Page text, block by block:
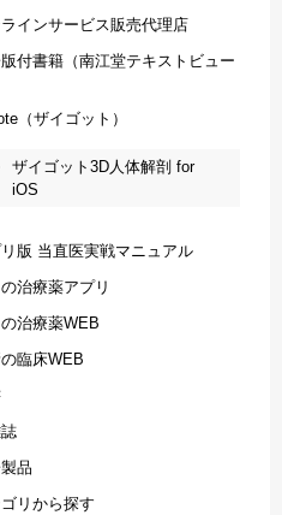
インサービス販売代理店
付書籍（南江堂テキストビュー
（ザイゴット）
ザイゴット3D人体解剖 for
iOS
版 当直医実戦マニュアル
治療薬アプリ
治療薬WEB
臨床WEB
品
リから探す